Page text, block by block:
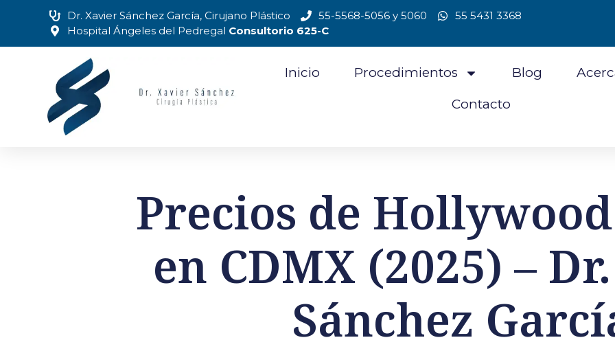
Dr. Xavier Sánchez García, Cirujano Plástico 55-5568-5056 y 5060
55 5431 3368
Hospital Ángeles del Pedregal Consultorio 625-C
Inicio Procedimientos Blog
Contacto
Precios de
en CDMX (2025) –
Sánchez